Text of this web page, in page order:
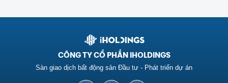
CÔNG TY CỔ PHẦN IHOLDINGS
Sàn giao dịch bất động sản Đầu tư - Phát triển dự án